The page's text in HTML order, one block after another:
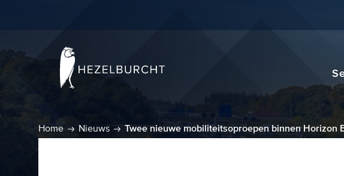
Home Nieuws Twee nieuwe mobiliteitsoproepen binnen Horizon